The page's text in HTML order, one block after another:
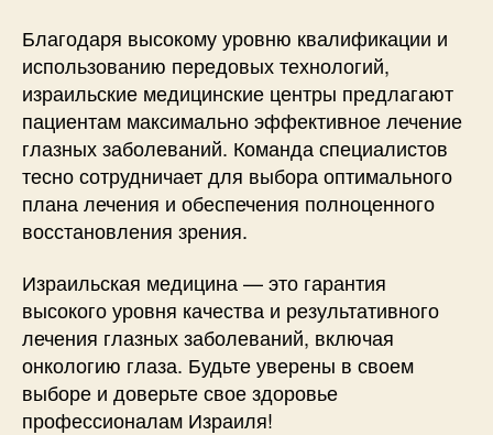
Благодаря высокому уровню квалификации и
использованию передовых технологий,
израильские медицинские центры предлагают
пациентам максимально эффективное лечение
глазных заболеваний. Команда специалистов
тесно сотрудничает для выбора оптимального
плана лечения и обеспечения полноценного
восстановления зрения.
Израильская медицина — это гарантия
высокого уровня качества и результативного
лечения глазных заболеваний, включая
онкологию глаза. Будьте уверены в своем
выборе и доверьте свое здоровье
профессионалам Израиля!